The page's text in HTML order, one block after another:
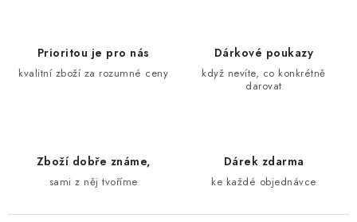
Prioritou je pro nás
kvalitní zboží za rozumné ceny
Dárkové poukazy
když nevíte, co konkrétně
darovat
Zboží dobře známe,
sami z něj tvoříme
Dárek zdarma
ke každé objednávce